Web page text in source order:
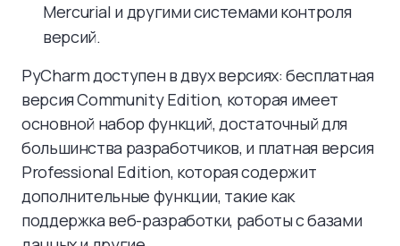
Mercurial и другими системами контроля
версий.
PyCharm доступен в двух версиях: бесплатная
версия Community Edition, которая имеет
основной набор функций, достаточный для
большинства разработчиков, и платная версия
Professional Edition, которая содержит
дополнительные функции, такие как
поддержка веб-разработки, работы с базами